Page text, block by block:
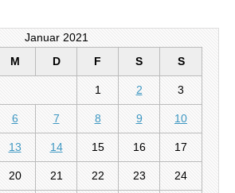
Januar 2021
M D F S S
1 2 3
6 7 8 9 10
13 14 15 16 17
20 21 22 23 24